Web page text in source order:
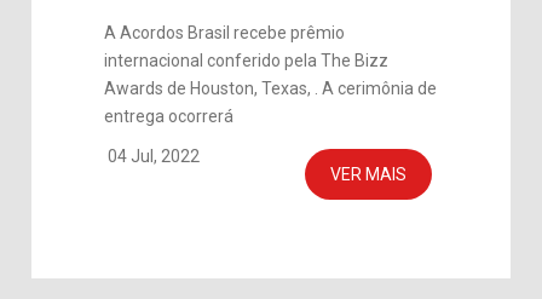
A Acordos Brasil recebe prêmio
internacional conferido pela The Bizz
Awards de Houston, Texas, . A cerimônia de
entrega ocorrerá
04 Jul, 2022
VER MAIS